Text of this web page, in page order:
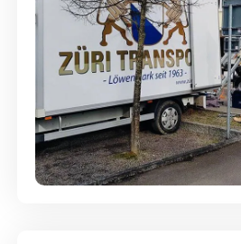
Entsorgung & Räumung